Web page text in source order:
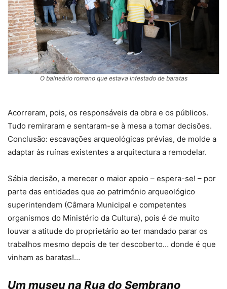
O balneário romano que estava infestado de baratas
Acorreram, pois, os responsáveis da obra e os públicos.
Tudo remiraram e sentaram-se à mesa a tomar decisões.
Conclusão: escavações arqueológicas prévias, de molde a
adaptar às ruínas existentes a arquitectura a remodelar.
Sábia decisão, a merecer o maior apoio – espera-se! – por
parte das entidades que ao património arqueológico
superintendem (Câmara Municipal e competentes
organismos do Ministério da Cultura), pois é de muito
louvar a atitude do proprietário ao ter mandado parar os
trabalhos mesmo depois de ter descoberto… donde é que
vinham as baratas!…
Um museu na Rua do Sembrano